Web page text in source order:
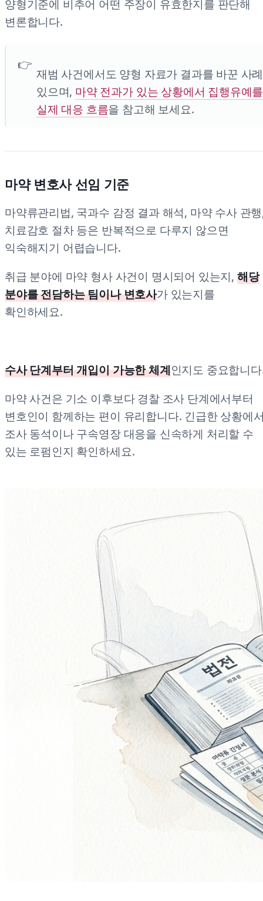
양형기준에 비추어 어떤 주장이 유효한지를 판단해
변론합니다.
재범 사건에서도 양형 자료가 결과를 바꾼 사
있으며, 마약 전과가 있는 상황에서 집행유예
실제 대응 흐름을 참고해 보세요.
마약 변호사 선임 기준
마약류관리법, 국과수 감정 결과 해석, 마약 수사 관
치료감호 절차 등은 반복적으로 다루지 않으면
익숙해지기 어렵습니다.
취급 분야에 마약 형사 사건이 명시되어 있는지, 해당
분야를 전담하는 팀이나 변호사가 있는지를
확인하세요.
수사 단계부터 개입이 가능한 체계인지도 중요합니
마약 사건은 기소 이후보다 경찰 조사 단계에서부터
변호인이 함께하는 편이 유리합니다. 긴급한 상황에
조사 동석이나 구속영장 대응을 신속하게 처리할 수
있는 로펌인지 확인하세요.